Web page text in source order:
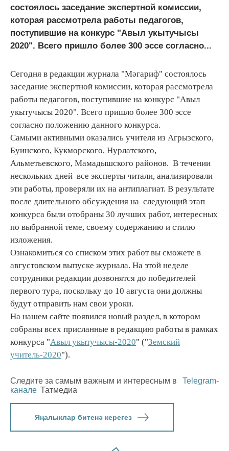
состоялось заседание экспертной комиссии,
которая рассмотрела работы педагогов,
поступившие на конкурс "Авыл укытучысы
2020". Всего пришло более 300 эссе согласно...
Сегодня в редакции журнала "Мәгариф" состоялось
заседание экспертной комиссии, которая рассмотрела
работы педагогов, поступившие на конкурс "Авыл
укытучысы 2020". Всего пришло более 300 эссе
согласно положению данного конкурса.
Самыми активными оказались учителя из Агрызского,
Буинского, Кукморского, Нурлатского,
Альметьевского, Мамадышского районов. В течении
нескольких дней все эксперты читали, анализировали
эти работы, проверяли их на антиплагиат. В результате
после длительного обсуждения на следующий этап
конкурса были отобраны 30 лучших работ, интересных
по выбранной теме, своему содержанию и стилю
изложения.
Ознакомиться со списком этих работ вы сможете в
августовском выпуске журнала. На этой неделе
сотрудники редакции дозвонятся до победителей
первого тура, поскольку до 10 августа они должны
будут отправить нам свои уроки.
На нашем сайте появился новый раздел, в котором
собраны всех присланные в редакцию работы в рамках
конкурса "Авыл укытучысы-2020" ("Земский
учитель-2020").
Следите за самым важным и интересным в
Telegram-
канале Татмедиа
Яңалыклар битенә керегез